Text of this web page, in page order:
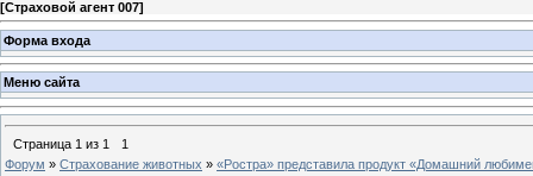
[Страховой агент 007]
Форма входа
Меню сайта
Страница 1 из 1
1
Форум » Страхование животных » «Ростра» представила продукт «Домашний